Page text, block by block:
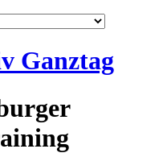
Ganztag